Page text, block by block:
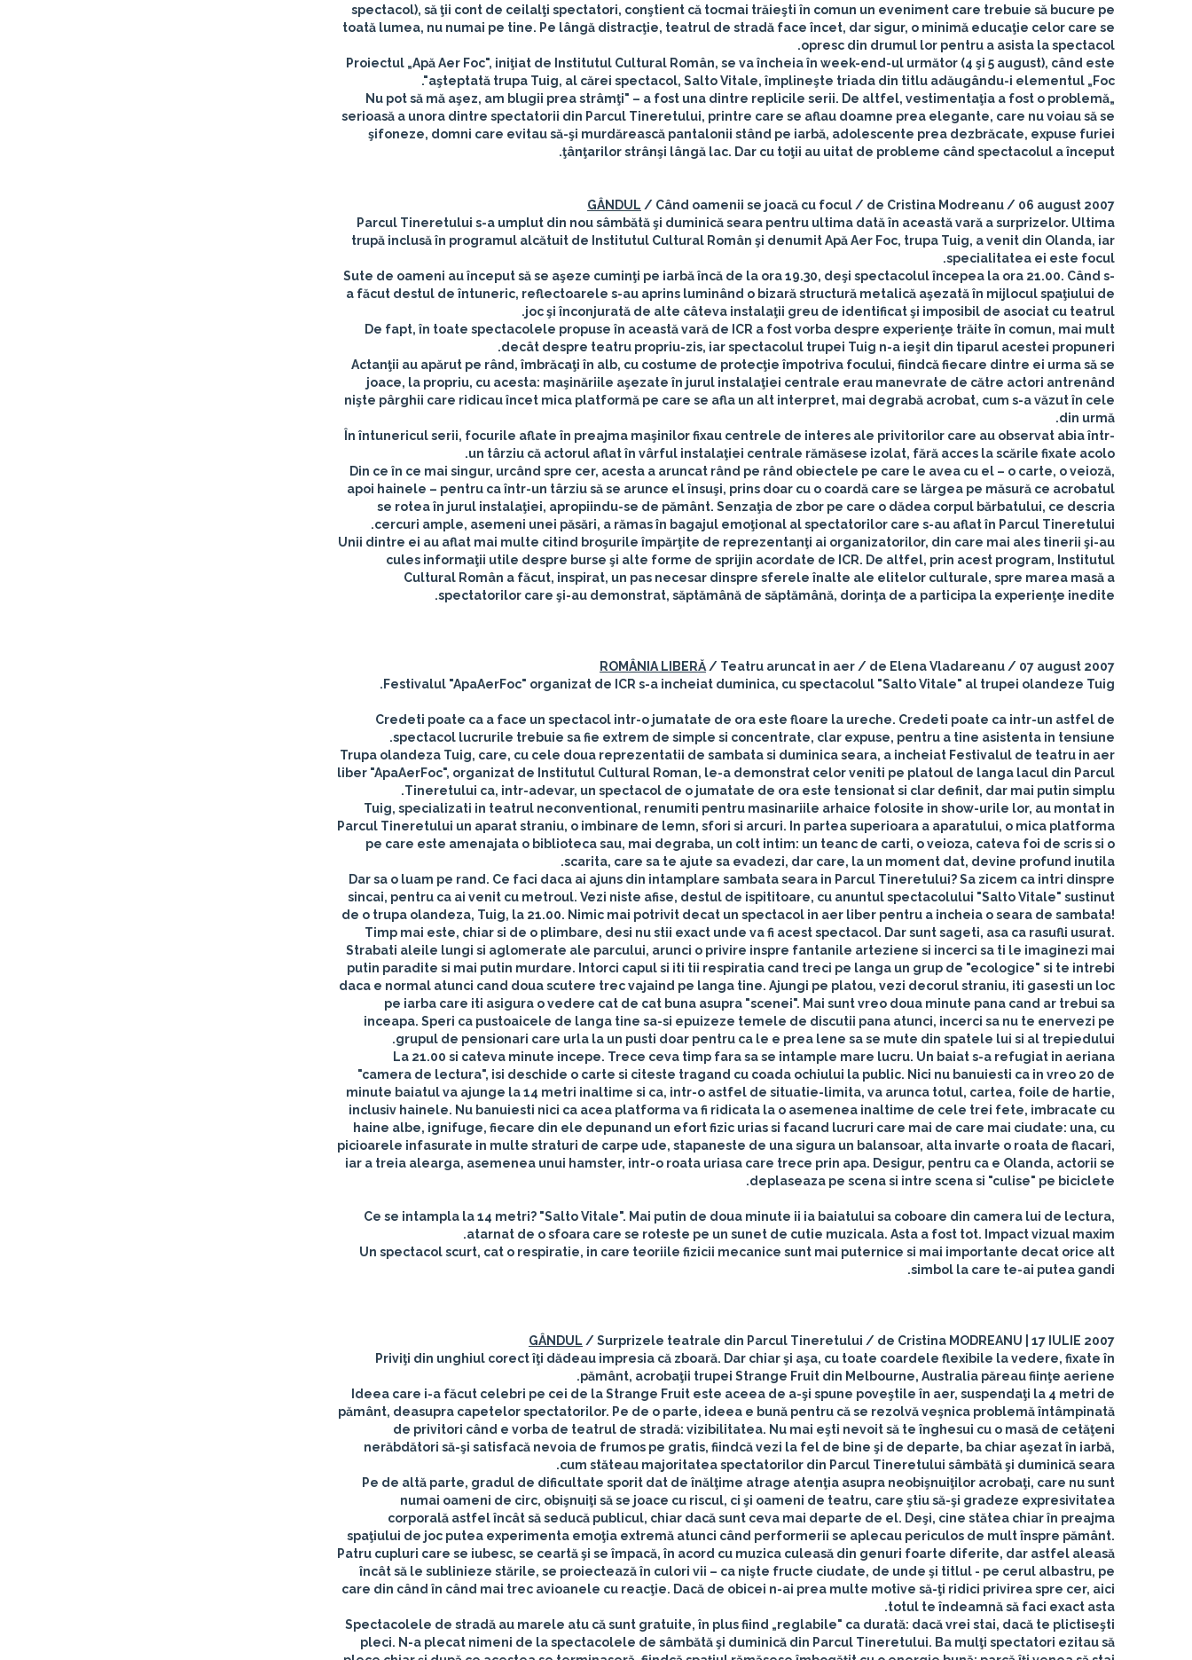
spectacol), să ţii cont de ceilalţi spectatori, conştient că tocmai trăieşti în comun un eveniment care trebuie să bucure pe
toată lumea, nu numai pe tine. Pe lângă distracţie, teatrul de stradă face încet, dar sigur, o minimă educaţie celor care se
opresc din drumul lor pentru a asista la spectacol.
Proiectul „Apă Aer Foc", iniţiat de Institutul Cultural Român, se va încheia în week-end-ul următor (4 şi 5 august), când este
aşteptată trupa Tuig, al cărei spectacol, Salto Vitale, împlineşte triada din titlu adăugându-i elementul „Foc".
„Nu pot să mă aşez, am blugii prea strâmţi" – a fost una dintre replicile serii. De altfel, vestimentaţia a fost o problemă
serioasă a unora dintre spectatorii din Parcul Tineretului, printre care se aflau doamne prea elegante, care nu voiau să se
şifoneze, domni care evitau să-şi murdărească pantalonii stând pe iarbă, adolescente prea dezbrăcate, expuse furiei
ţânţarilor strânşi lângă lac. Dar cu toţii au uitat de probleme când spectacolul a început.
GÂNDUL / Când oamenii se joacă cu focul / de Cristina Modreanu / 06 august 2007
Parcul Tineretului s-a umplut din nou sâmbătă şi duminică seara pentru ultima dată în această vară a surprizelor. Ultima
trupă inclusă în programul alcătuit de Institutul Cultural Român şi denumit Apă Aer Foc, trupa Tuig, a venit din Olanda, iar
specialitatea ei este focul.
Sute de oameni au început să se aşeze cuminţi pe iarbă încă de la ora 19.30, deşi spectacolul începea la ora 21.00. Când s-
a făcut destul de întuneric, reflectoarele s-au aprins luminând o bizară structură metalică aşezată în mijlocul spaţiului de
joc şi înconjurată de alte câteva instalaţii greu de identificat şi imposibil de asociat cu teatrul.
De fapt, în toate spectacolele propuse în această vară de ICR a fost vorba despre experienţe trăite în comun, mai mult
decât despre teatru propriu-zis, iar spectacolul trupei Tuig n-a ieşit din tiparul acestei propuneri.
Actanţii au apărut pe rând, îmbrăcaţi în alb, cu costume de protecţie împotriva focului, fiindcă fiecare dintre ei urma să se
joace, la propriu, cu acesta: maşinăriile aşezate în jurul instalaţiei centrale erau manevrate de către actori antrenând
nişte pârghii care ridicau încet mica platformă pe care se afla un alt interpret, mai degrabă acrobat, cum s-a văzut în cele
din urmă.
În întunericul serii, focurile aflate în preajma maşinilor fixau centrele de interes ale privitorilor care au observat abia într-
un târziu că actorul aflat în vârful instalaţiei centrale rămăsese izolat, fără acces la scările fixate acolo.
Din ce în ce mai singur, urcând spre cer, acesta a aruncat rând pe rând obiectele pe care le avea cu el – o carte, o veioză,
apoi hainele – pentru ca într-un târziu să se arunce el însuşi, prins doar cu o coardă care se lărgea pe măsură ce acrobatul
se rotea în jurul instalaţiei, apropiindu-se de pământ. Senzaţia de zbor pe care o dădea corpul bărbatului, ce descria
cercuri ample, asemeni unei păsări, a rămas în bagajul emoţional al spectatorilor care s-au aflat în Parcul Tineretului.
Unii dintre ei au aflat mai multe citind broşurile împărţite de reprezentanţi ai organizatorilor, din care mai ales tinerii şi-au
cules informaţii utile despre burse şi alte forme de sprijin acordate de ICR. De altfel, prin acest program, Institutul
Cultural Român a făcut, inspirat, un pas necesar dinspre sferele înalte ale elitelor culturale, spre marea masă a
spectatorilor care şi-au demonstrat, săptămână de săptămână, dorinţa de a participa la experienţe inedite.
ROMÂNIA LIBERĂ / Teatru aruncat in aer / de Elena Vladareanu / 07 august 2007
Festivalul "ApaAerFoc" organizat de ICR s-a incheiat duminica, cu spectacolul "Salto Vitale" al trupei olandeze Tuig.
Credeti poate ca a face un spectacol intr-o jumatate de ora este floare la ureche. Credeti poate ca intr-un astfel de
spectacol lucrurile trebuie sa fie extrem de simple si concentrate, clar expuse, pentru a tine asistenta in tensiune.
Trupa olandeza Tuig, care, cu cele doua reprezentatii de sambata si duminica seara, a incheiat Festivalul de teatru in aer
liber "ApaAerFoc", organizat de Institutul Cultural Roman, le-a demonstrat celor veniti pe platoul de langa lacul din Parcul
Tineretului ca, intr-adevar, un spectacol de o jumatate de ora este tensionat si clar definit, dar mai putin simplu.
Tuig, specializati in teatrul neconventional, renumiti pentru masinariile arhaice folosite in show-urile lor, au montat in
Parcul Tineretului un aparat straniu, o imbinare de lemn, sfori si arcuri. In partea superioara a aparatului, o mica platforma
pe care este amenajata o biblioteca sau, mai degraba, un colt intim: un teanc de carti, o veioza, cateva foi de scris si o
scarita, care sa te ajute sa evadezi, dar care, la un moment dat, devine profund inutila.
Dar sa o luam pe rand. Ce faci daca ai ajuns din intamplare sambata seara in Parcul Tineretului? Sa zicem ca intri dinspre
sincai, pentru ca ai venit cu metroul. Vezi niste afise, destul de ispititoare, cu anuntul spectacolului "Salto Vitale" sustinut
de o trupa olandeza, Tuig, la 21.00. Nimic mai potrivit decat un spectacol in aer liber pentru a incheia o seara de sambata!
Timp mai este, chiar si de o plimbare, desi nu stii exact unde va fi acest spectacol. Dar sunt sageti, asa ca rasufli usurat.
Strabati aleile lungi si aglomerate ale parcului, arunci o privire inspre fantanile arteziene si incerci sa ti le imaginezi mai
putin paradite si mai putin murdare. Intorci capul si iti tii respiratia cand treci pe langa un grup de "ecologice" si te intrebi
daca e normal atunci cand doua scutere trec vajaind pe langa tine. Ajungi pe platou, vezi decorul straniu, iti gasesti un loc
pe iarba care iti asigura o vedere cat de cat buna asupra "scenei". Mai sunt vreo doua minute pana cand ar trebui sa
inceapa. Speri ca pustoaicele de langa tine sa-si epuizeze temele de discutii pana atunci, incerci sa nu te enervezi pe
grupul de pensionari care urla la un pusti doar pentru ca le e prea lene sa se mute din spatele lui si al trepiedului.
La 21.00 si cateva minute incepe. Trece ceva timp fara sa se intample mare lucru. Un baiat s-a refugiat in aeriana
"camera de lectura", isi deschide o carte si citeste tragand cu coada ochiului la public. Nici nu banuiesti ca in vreo 20 de
minute baiatul va ajunge la 14 metri inaltime si ca, intr-o astfel de situatie-limita, va arunca totul, cartea, foile de hartie,
inclusiv hainele. Nu banuiesti nici ca acea platforma va fi ridicata la o asemenea inaltime de cele trei fete, imbracate cu
haine albe, ignifuge, fiecare din ele depunand un efort fizic urias si facand lucruri care mai de care mai ciudate: una, cu
picioarele infasurate in multe straturi de carpe ude, stapaneste de una sigura un balansoar, alta invarte o roata de flacari,
iar a treia alearga, asemenea unui hamster, intr-o roata uriasa care trece prin apa. Desigur, pentru ca e Olanda, actorii se
deplaseaza pe scena si intre scena si "culise" pe biciclete.
Ce se intampla la 14 metri? "Salto Vitale". Mai putin de doua minute ii ia baiatului sa coboare din camera lui de lectura,
atarnat de o sfoara care se roteste pe un sunet de cutie muzicala. Asta a fost tot. Impact vizual maxim.
Un spectacol scurt, cat o respiratie, in care teoriile fizicii mecanice sunt mai puternice si mai importante decat orice alt
simbol la care te-ai putea gandi.
GÂNDUL / Surprizele teatrale din Parcul Tineretului / de Cristina MODREANU | 17 IULIE 2007
Priviţi din unghiul corect îţi dădeau impresia că zboară. Dar chiar şi aşa, cu toate coardele flexibile la vedere, fixate în
pământ, acrobaţii trupei Strange Fruit din Melbourne, Australia păreau fiinţe aeriene.
Ideea care i-a făcut celebri pe cei de la Strange Fruit este aceea de a-şi spune poveştile în aer, suspendaţi la 4 metri de
pământ, deasupra capetelor spectatorilor. Pe de o parte, ideea e bună pentru că se rezolvă veşnica problemă întâmpinată
de privitori când e vorba de teatrul de stradă: vizibilitatea. Nu mai eşti nevoit să te înghesui cu o masă de cetăţeni
nerăbdători să-şi satisfacă nevoia de frumos pe gratis, fiindcă vezi la fel de bine şi de departe, ba chiar aşezat în iarbă,
cum stăteau majoritatea spectatorilor din Parcul Tineretului sâmbătă şi duminică seara.
Pe de altă parte, gradul de dificultate sporit dat de înălţime atrage atenţia asupra neobişnuiţilor acrobaţi, care nu sunt
numai oameni de circ, obişnuiţi să se joace cu riscul, ci şi oameni de teatru, care ştiu să-şi gradeze expresivitatea
corporală astfel încât să seducă publicul, chiar dacă sunt ceva mai departe de el. Deşi, cine stătea chiar în preajma
spaţiului de joc putea experimenta emoţia extremă atunci când performerii se aplecau periculos de mult înspre pământ.
Patru cupluri care se iubesc, se ceartă şi se împacă, în acord cu muzica culeasă din genuri foarte diferite, dar astfel aleasă
încât să le sublinieze stările, se proiectează în culori vii – ca nişte fructe ciudate, de unde şi titlul - pe cerul albastru, pe
care din când în când mai trec avioanele cu reacţie. Dacă de obicei n-ai prea multe motive să-ţi ridici privirea spre cer, aici
totul te îndeamnă să faci exact asta.
Spectacolele de stradă au marele atu că sunt gratuite, în plus fiind „reglabile" ca durată: dacă vrei stai, dacă te plictiseşti
pleci. N-a plecat nimeni de la spectacolele de sâmbătă şi duminică din Parcul Tineretului. Ba mulţi spectatori ezitau să